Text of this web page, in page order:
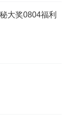
大奖0804福利